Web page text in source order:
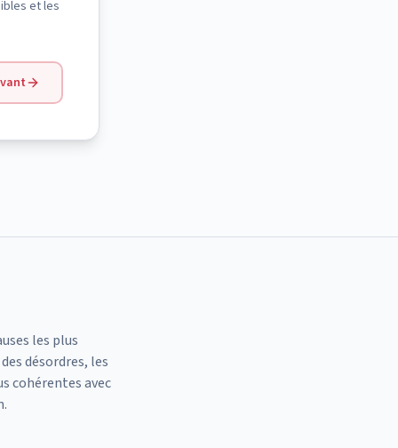
et les
les plus
désordres, les
cohérentes avec